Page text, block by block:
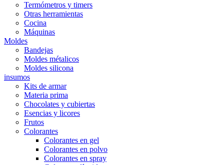
Termómetros y timers
Otras herramientas
Cocina
Máquinas
Moldes
Bandejas
Moldes métalicos
Moldes silicona
insumos
Kits de armar
Materia prima
Chocolates y cubiertas
Esencias y licores
Frutos
Colorantes
Colorantes en gel
Colorantes en polvo
Colorantes en spray